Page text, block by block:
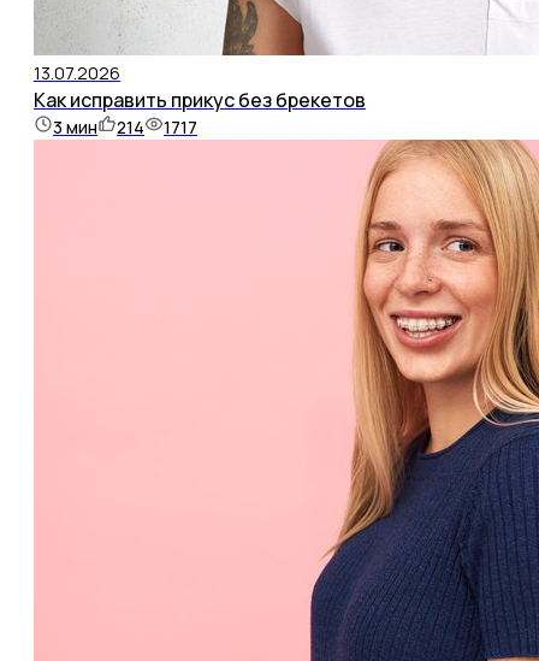
13.07.2026
Как исправить прикус без брекетов
3 мин 214 1717